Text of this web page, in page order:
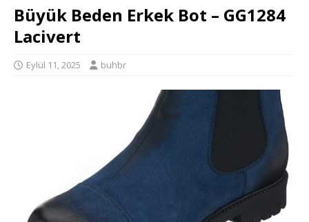
Büyük Beden Erkek Bot – GG1284
Lacivert
Eylül 11, 2025 buhbr